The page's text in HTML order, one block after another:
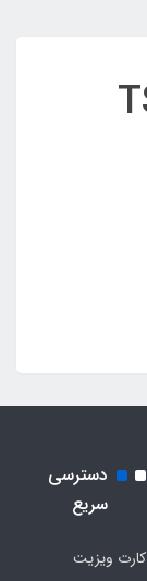
دسترسی
سریع
کارت ویزیت